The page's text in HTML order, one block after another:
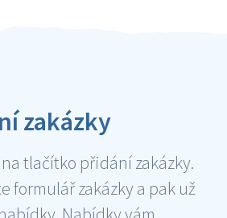
zakázky
tlačítko přidání zakázky.
formulář zakázky a pak už